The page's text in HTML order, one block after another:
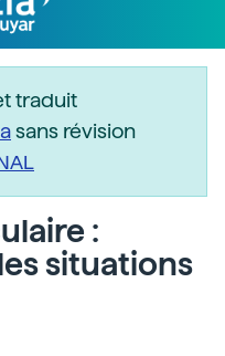
traduit
sans révision
:
situations